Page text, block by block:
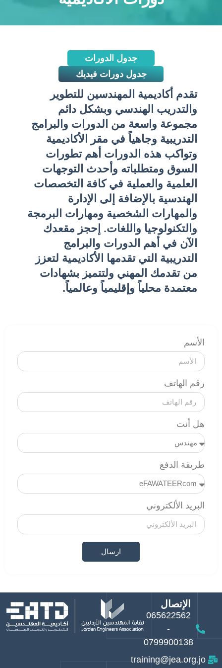
جدول الدورات
جدول دورات فيديك
تقدم أكاديمية المهندسين للتطوير
والتدريب الهندسي وبشكل دائم
مجموعة واسعة من الدورات والبرامج
التدريبية وجاهياً في مقر الأكاديمية
وتواكب هذه الدورات أهم تطورات
السوق ومتطلباته وأحدث التوجهات
العلمية والعملية في كافة التخصصات
الهندسية بالإضافة إلى الإدارة
والمهارات الشخصية ومهارات البرمجة
والتكنولوجيا واللغات. إحجز مقعدك
الآن في أهم الدورات والبرامج
التدريبية التي تقدمها الأكاديمية لتعزز
من تقدمك المهني ولتتميز بشهادات
معتمدة محلياً وإقليمياً وعالمياً.
الأسم
رقم الهاتف
هل أنت
طريقة الدفع
البريد الألكتروني
ارسال
الإتصال
065622562
-
0799900138
training@jea.org.jo